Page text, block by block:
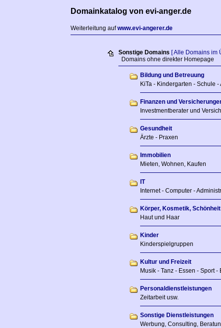
Domainkatalog von evi-anger.de
Weiterleitung aufwww.evi-angerer.de
Sonstige Domains [ Alle Domains im
Domains ohne direkter Homepage
Bildung und Betreuung
KiTa - Kindergarten - Schule
Finanzen und
Investmentberater und
Gesundheit
Ärzte - Praxen
Immobilien
Mieten, Wohnen, Kaufen
IT
Internet - Computer -
Körper, Kosmetik, Schönheit
Haut und Haar
Kinder
Kinderspielgruppen
Kultur und Freizeit
Musik - Tanz - Essen - Sport -
Personaldienstleistungen
Zeitarbeit usw.
Sonstige Dienstleistungen
Werbung, Consulting,